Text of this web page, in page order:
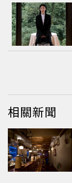
相關新聞